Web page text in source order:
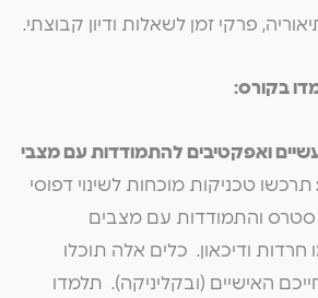
פרקי זמן לשאלות ודיון קבוצתי.
בקורס:
ואפקטיבים להתמודדות עם מצבי
תרכשו טכניקות מוכחות לשינוי דפוסי
סטרס והתמודדות עם מצבים
ודיכאון. כלים אלה תוכלו
האישיים (ובקליניקה). תלמדו